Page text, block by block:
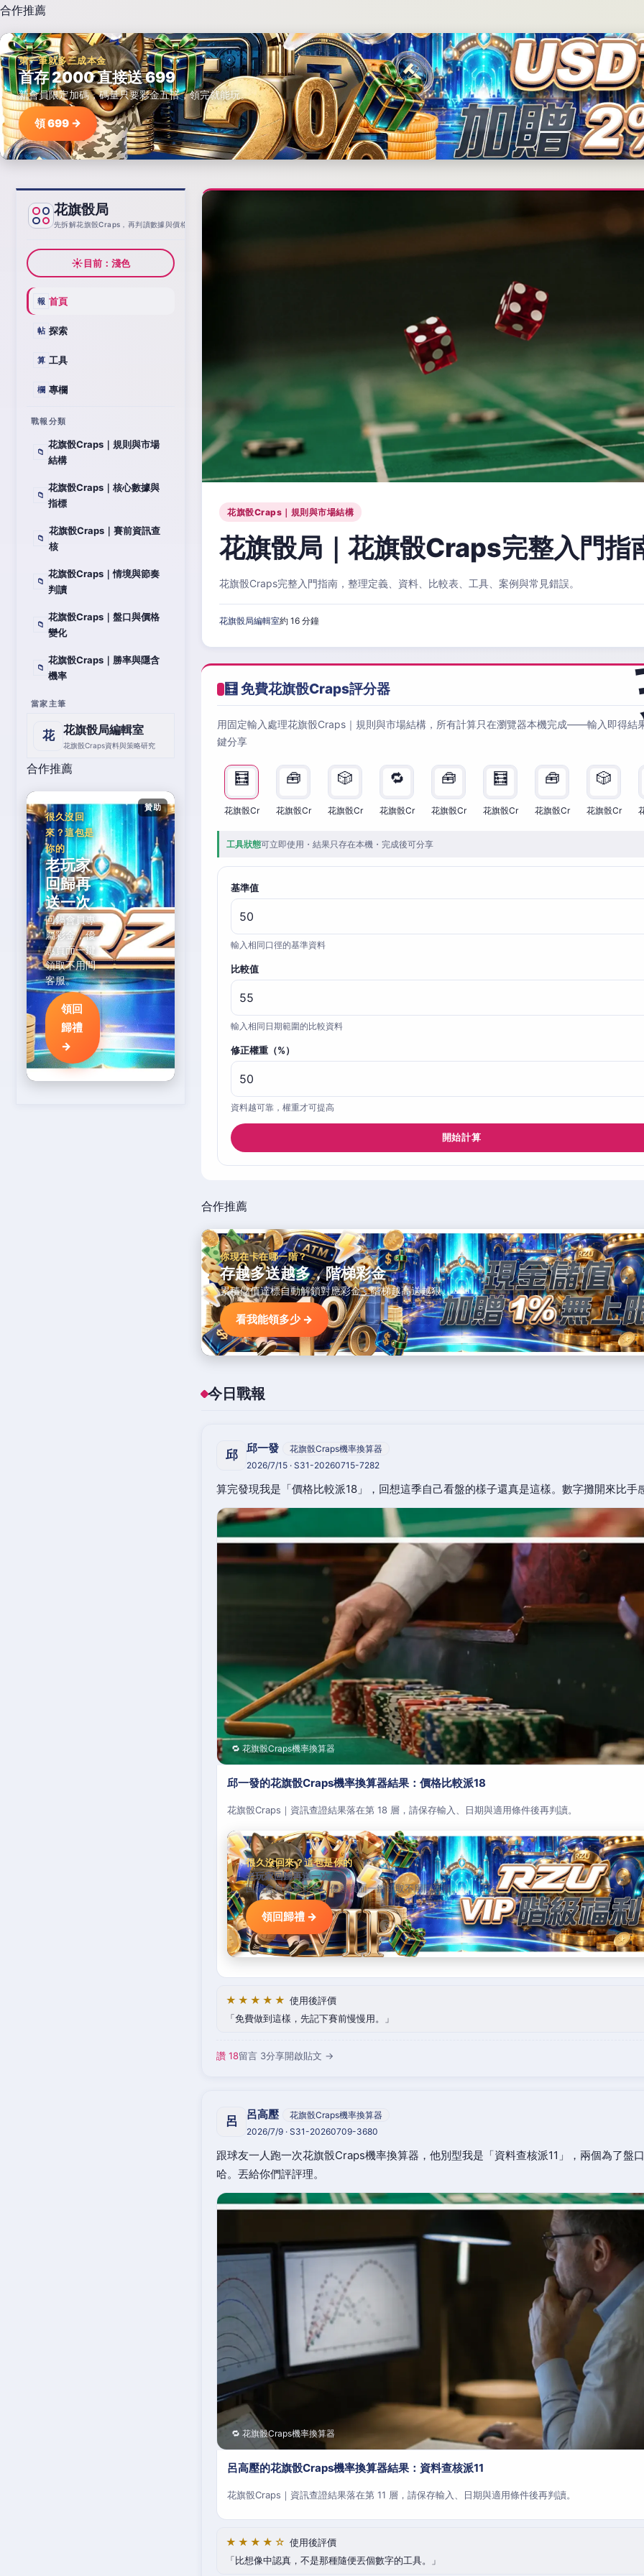
合作推薦
第一筆就多三成本金
首存 2000 直接送 699
新會員限定加碼，碼量只要彩金五倍，領完就能玩。
領 699 →
花旗骰局
先拆解花旗骰Craps，再判讀數據與價格
☀目前：淺色
報 首頁
帖 探索
算 工具
欄 專欄
戰報分類
📁
花旗骰Craps｜規則與市場
結構
📁
花旗骰Craps｜核心數據與
指標
📁
花旗骰Craps｜賽前資訊查
核
📁
花旗骰Craps｜情境與節奏
判讀
📁
花旗骰Craps｜盤口與價格
變化
📁
花旗骰Craps｜勝率與隱含
機率
當家主筆
花 花旗骰局編輯室
花旗骰Craps資料與策略研究
合作推薦
贊助
很久沒回
來？這包是
你的
老玩家
回歸再
送一次
回鍋會員專
屬彩金，優
惠頁面一鍵
領取不用問
客服。
領回
歸禮
→
花旗骰Craps｜規則與市場結構
花旗骰局｜花旗骰Craps完整入門指
花旗骰Craps完整入門指南，整理定義、資料、比較表、工具、案例與常見錯誤。
花旗骰局編輯室約 16 分鐘
🧮 免費花旗骰Craps評分器
用固定輸入處理花旗骰Craps｜規則與市場結構，所有計算只在瀏覽器本機完成——輸入即得結
鍵分享
🧮
花旗骰Cr
🧰
花旗骰Cr
🎲
花旗骰Cr
🔁
花旗骰Cr
🧰
花旗骰Cr
🧮
花旗骰Cr
🧰
花旗骰Cr
🎲
花旗骰Cr
工具狀態可立即使用・結果只存在本機・完成後可分享
基準值
輸入相同口徑的基準資料
比較值
輸入相同日期範圍的比較資料
修正權重（%）
資料越可靠，權重才可提高
開始計算
合作推薦
你現在卡在哪一階？
存越多送越多，階梯彩金
累積儲值達標自動解鎖對應彩金，階梯越高送越狠。
看我能領多少 →
今日戰報
邱 邱一發
花旗骰Craps機率換算器
2026/7/15 · S31-20260715-7282
算完發現我是「價格比較派18」，回想這季自己看盤的樣子還真是這樣。數字攤開來比手
🔁 花旗骰Craps機率換算器
邱一發的花旗骰Craps機率換算器結果：價格比較派18
花旗骰Craps｜資訊查證結果落在第 18 層，請保存輸入、日期與適用條件後再判讀。
很久沒回來？這包是你的
老玩家回歸再送一次
回鍋會員專屬彩金，優惠頁面一鍵領取不用問客服。
領回歸禮 →
★★★★★ 使用後評價
免費做到這樣，先記下賽前慢慢用。
讚 18留言 3分享開啟貼文 →
呂 呂高壓
花旗骰Craps機率換算器
2026/7/9 · S31-20260709-3680
跟球友一人跑一次花旗骰Craps機率換算器，他別型我是「資料查核派11」，兩個為了盤
哈。丟給你們評評理。
🔁 花旗骰Craps機率換算器
呂高壓的花旗骰Craps機率換算器結果：資料查核派11
花旗骰Craps｜資訊查證結果落在第 11 層，請保存輸入、日期與適用條件後再判讀。
★★★★☆ 使用後評價
比想像中認真，不是那種隨便丟個數字的工具。